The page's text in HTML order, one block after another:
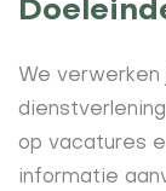
We verwerken
op vacatures
informatie